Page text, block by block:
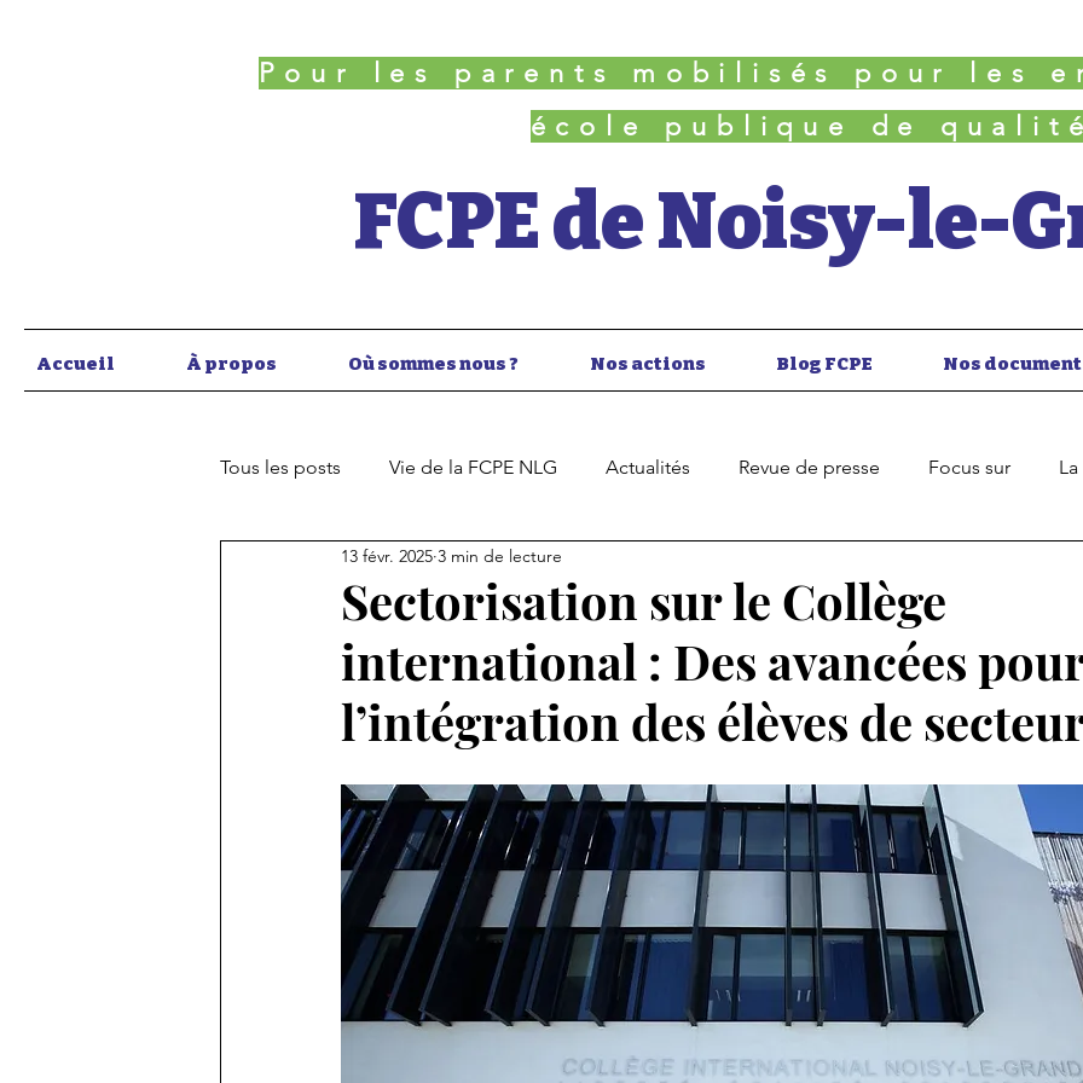
Pour les parents mobilisés pour les
école publique de
FCPE de Noisy-le-
Accueil À propos Où sommes nous ? Nos actions Blog FCPE Nos
Tous les posts Vie de la FCPE NLG Actualités Revue de presse Focus sur
Témoignage
Sectorisation sur le Collège
international : Des avancées
l’intégration des élèves de
13 févr. 2025 3 min de lecture